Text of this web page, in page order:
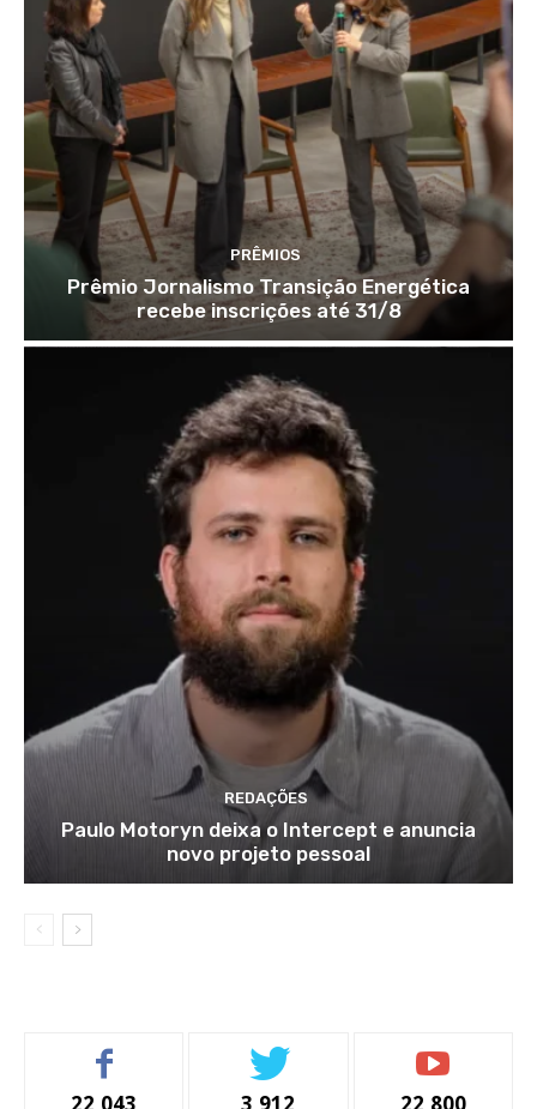
PRÊMIOS
Prêmio Jornalismo Transição Energética
recebe inscrições até 31/8
REDAÇÕES
Paulo Motoryn deixa o Intercept e anuncia
novo projeto pessoal